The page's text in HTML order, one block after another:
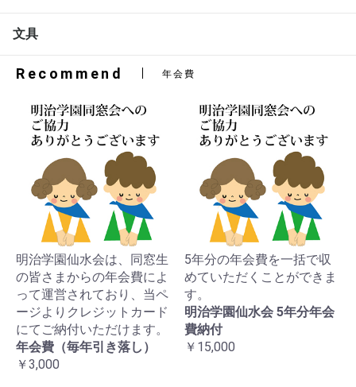
文具
Recommend 年会費
明治学園仙水会は、同窓生
の皆さまからの年会費によ
って運営されており、当ペ
ージよりクレジットカード
にてご納付いただけます。
年会費（毎年引き落し）
￥3,000
5年分の年会費を一括で収
めていただくことができま
す。
明治学園仙水会 5年分年会
費納付
￥15,000